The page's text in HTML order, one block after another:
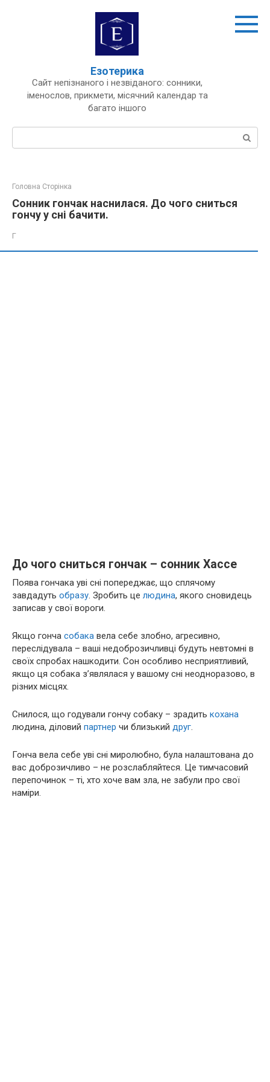
Езотерика
Сайт непізнаного і незвіданого: сонники,
іменослов, прикмети, місячний календар та
багато іншого
Пошук:
Головна Сторінка
Сонник гончак наснилася. До чого сниться
гончу у сні бачити.
Г
До чого сниться гончак – сонник Хассе
Поява гончака уві сні попереджає, що сплячому
завдадуть образу. Зробить це людина, якого сновидець
записав у свої вороги.
Якщо гонча собака вела себе злобно, агресивно,
переслідувала – ваші недоброзичливці будуть невтомні в
своїх спробах нашкодити. Сон особливо несприятливий,
якщо ця собака з’являлася у вашому сні неодноразово, в
різних місцях.
Снилося, що годували гончу собаку – зрадить кохана
людина, діловий партнер чи близький друг.
Гонча вела себе уві сні миролюбно, була налаштована до
вас доброзичливо – не розслабляйтеся. Це тимчасовий
перепочинок – ті, хто хоче вам зла, не забули про свої
наміри.